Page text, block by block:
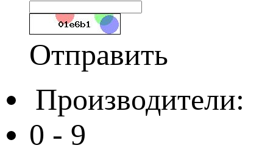
Отправить
Производители:
0 - 9